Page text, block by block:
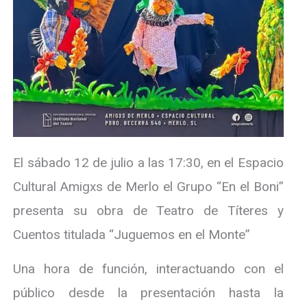
El sábado 12 de julio a las 17:30, en el Espacio
Cultural Amigxs de Merlo el Grupo “En el Boni”
presenta su obra de Teatro de Títeres y
Cuentos titulada “Juguemos en el Monte”
Una hora de función, interactuando con el
público desde la presentación hasta la